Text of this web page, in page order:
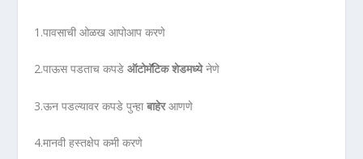
1.पावसाची ओळख आपोआप करणे
2.पाऊस पडताच कपडेऑटोमॅटिक शेडमध्येनेणे
3.ऊन पडल्यावर कपडे पुन्हाबाहेरआणणे
4.मानवी हस्तक्षेप कमी करणे